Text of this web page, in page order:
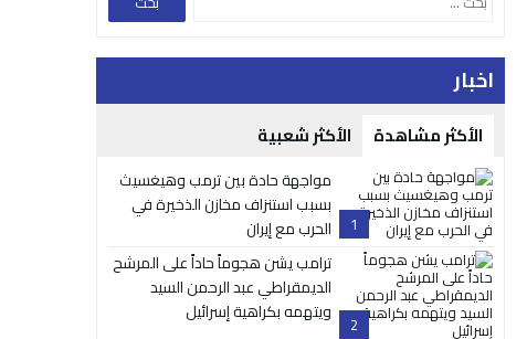
اخبار
الأكثر مشاهدة الأكثر شعبية
1
مواجهة حادة بين ترمب وهيغسيث
بسبب استنزاف مخازن الذخيرة في
الحرب مع إيران
2
ترامب يشن هجوماً حاداً على المرشح
الديمقراطي عبد الرحمن السيد
ويتهمه بكراهية إسرائيل